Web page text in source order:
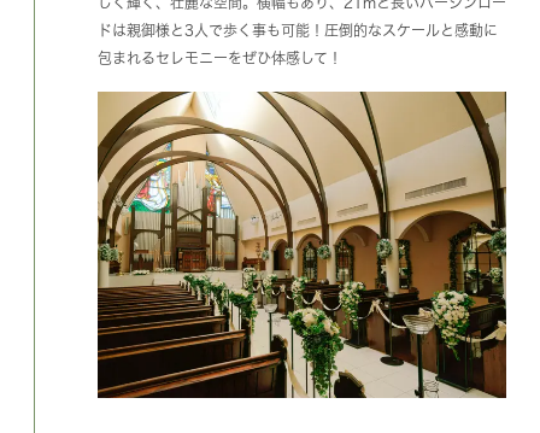
ドは親御様と3人で歩く事も可能！圧倒的なスケールと感動に
包まれるセレモニーをぜひ体感して！